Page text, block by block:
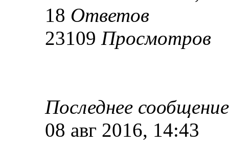
18 Ответов
23109 Просмотров
Последнее
08 авг 2016, 14:43